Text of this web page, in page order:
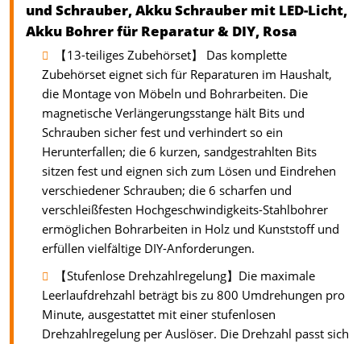
und Schrauber, Akku Schrauber mit LED-Licht,
Akku Bohrer für Reparatur & DIY, Rosa
【13-teiliges Zubehörset】 Das komplette
Zubehörset eignet sich für Reparaturen im Haushalt,
die Montage von Möbeln und Bohrarbeiten. Die
magnetische Verlängerungsstange hält Bits und
Schrauben sicher fest und verhindert so ein
Herunterfallen; die 6 kurzen, sandgestrahlten Bits
sitzen fest und eignen sich zum Lösen und Eindrehen
verschiedener Schrauben; die 6 scharfen und
verschleißfesten Hochgeschwindigkeits-Stahlbohrer
ermöglichen Bohrarbeiten in Holz und Kunststoff und
erfüllen vielfältige DIY-Anforderungen.
【Stufenlose Drehzahlregelung】Die maximale
Leerlaufdrehzahl beträgt bis zu 800 Umdrehungen pro
Minute, ausgestattet mit einer stufenlosen
Drehzahlregelung per Auslöser. Die Drehzahl passt sich